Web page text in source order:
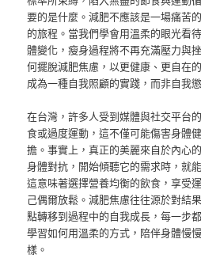
要的是什麼。減肥不應該是一場痛苦
的旅程。當我們學會用溫柔的眼光看
體變化，瘦身過程將不再充滿壓力與
何擺脫減肥焦慮，以更健康、更自在
成為一種自我照顧的實踐，而非自我
在台灣，許多人受到媒體與社交平台
食或過度運動，這不僅可能傷害身體
擔。事實上，真正的美麗來自於內心
身體對抗，開始傾聽它的需求時，就
這意味著選擇營養均衡的飲食，享受
己偶爾放鬆。減肥焦慮往往源於對結
點轉移到過程中的自我成長，每一步
學習如何用溫柔的方式，陪伴身體慢
樣。